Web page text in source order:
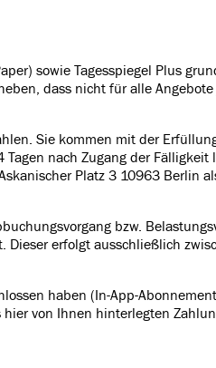
sowie Tagesspiegel Plus
dass nicht für alle
Sie kommen mit der
nach Zugang der Fälligkeit
Platz 3 10963 Berlin
bzw.
erfolgt ausschließlich
haben (In-App-
hier von Ihnen hinterlegten